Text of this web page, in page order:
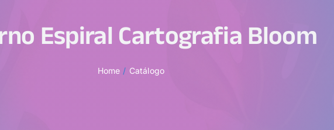
Espiral Cartografia Bloom
Home Catálogo